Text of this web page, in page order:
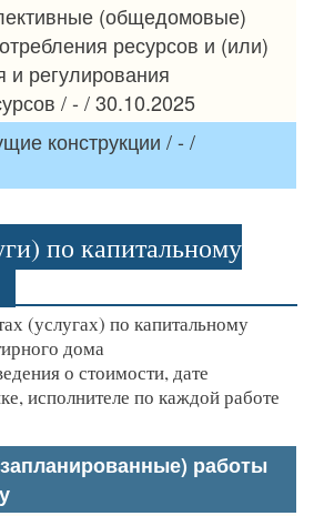
(общедомовые)
ресурсов и (или)
и регулирования
/ - / 30.10.2025
конструкции / - /
по капитальному
(услугах) по капитальному
дома
о стоимости, дате
исполнителе по каждой работе
работы